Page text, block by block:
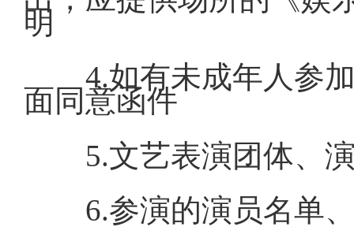
明
4.如有未成年人参
面同意函件
5.文艺表演团体、
6.参演的演员名单